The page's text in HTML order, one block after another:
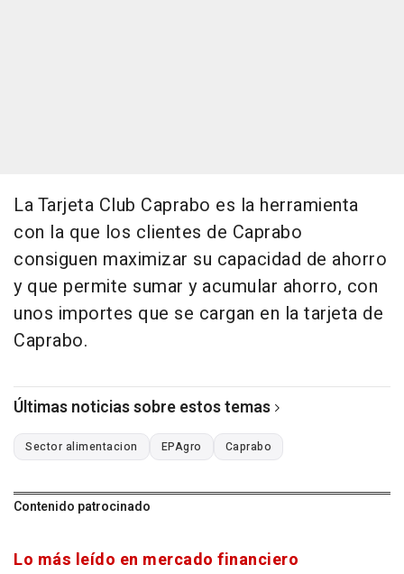
La Tarjeta Club Caprabo es la herramienta
con la que los clientes de Caprabo
consiguen maximizar su capacidad de ahorro
y que permite sumar y acumular ahorro, con
unos importes que se cargan en la tarjeta de
Caprabo.
Últimas noticias sobre estos temas
Sector alimentacion EPAgro Caprabo
Contenido patrocinado
Lo más leído en mercado financiero